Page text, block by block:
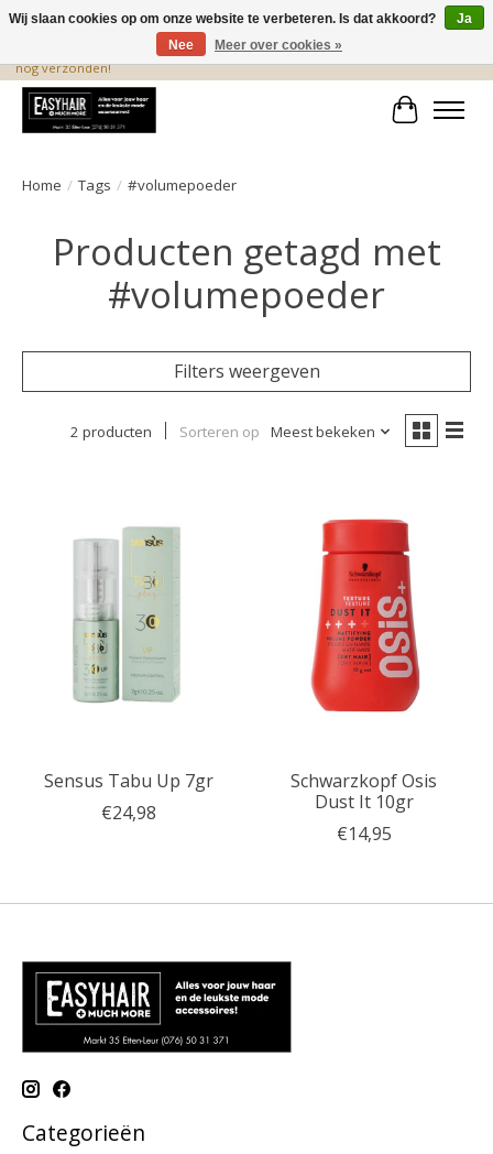
De beste produkten staan hier! Voor 15.00 uur besteld, wordt dezelfde dag
nog verzonden!
Home / Tags / #volumepoeder
Producten getagd met
#volumepoeder
Filters weergeven
2 producten Sorteren op Meest bekeken
Sensus Tabu Up 7gr
€24,98
Schwarzkopf Osis
Dust It 10gr
€14,95
Categorieën
Wij slaan cookies op om onze website te verbeteren. Is dat akkoord?
Ja
Nee
Meer over cookies »